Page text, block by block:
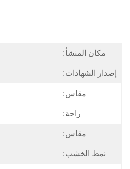
مكان المنشأ:
إصدار الشهادات:
مقاس:
راحة:
مقاس:
نمط الخشب: